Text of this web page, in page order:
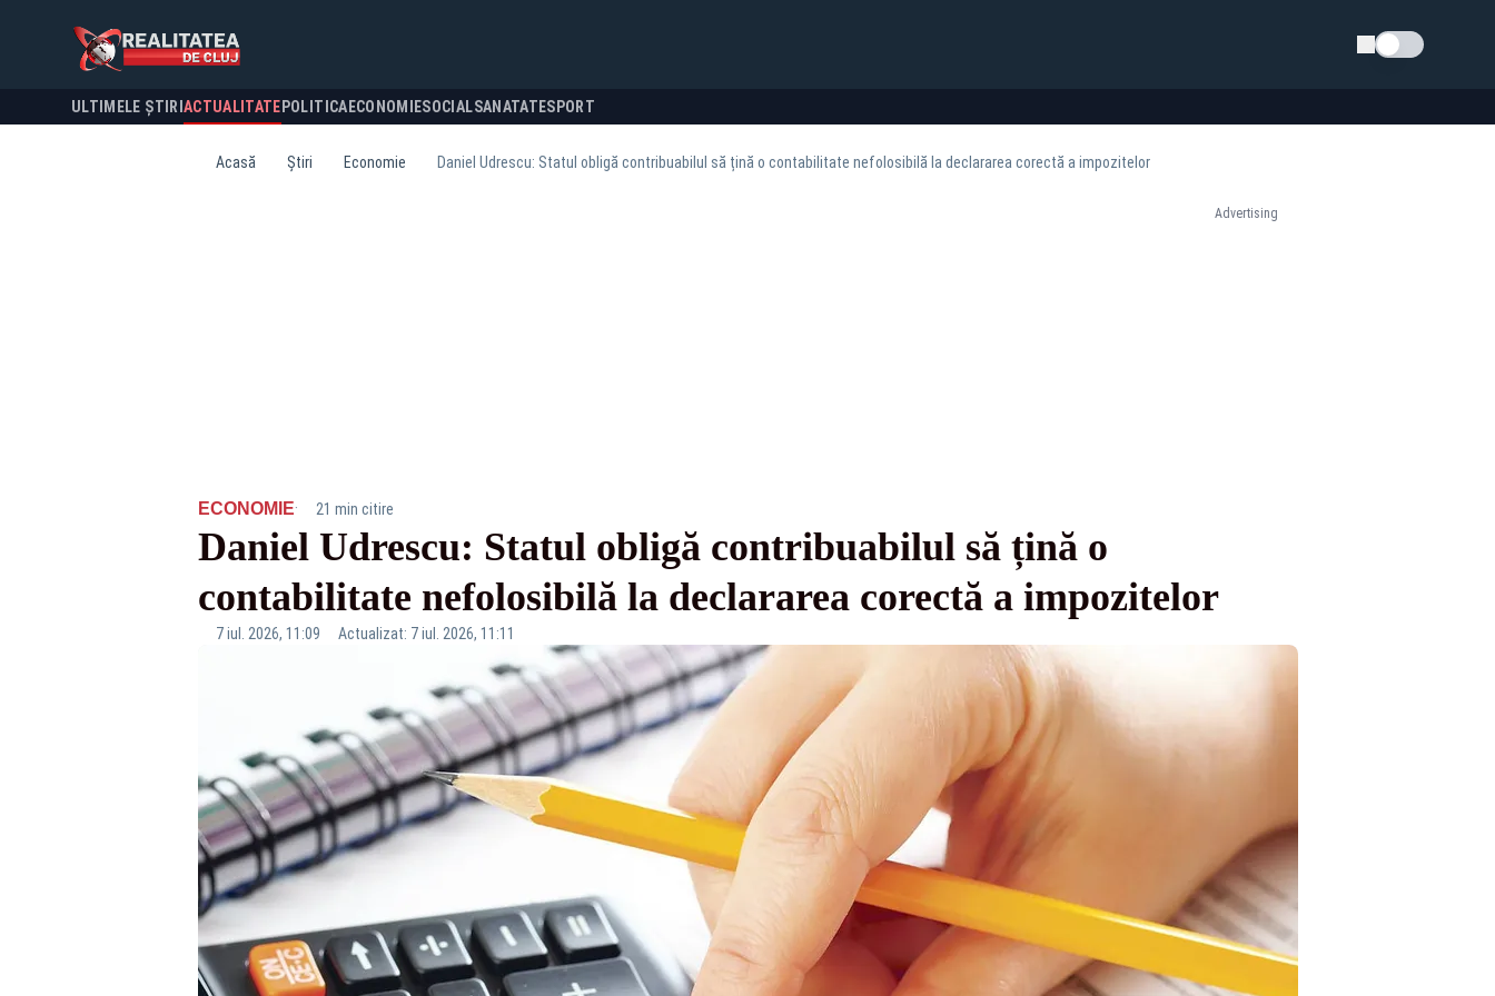
Schimba tema
ULTIMELE ȘTIRI ACTUALITATE POLITICA ECONOMIESOCIALSANATATESPORT
Acasă Știri Economie Daniel Udrescu: Statul obligă contribuabilul să țină o contabilitate nefolosibilă la declararea corectă a impozitelor
Advertising
ECONOMIE· 21 min citire
Daniel Udrescu: Statul obligă contribuabilul să țină o
contabilitate nefolosibilă la declararea corectă a impozitelor
7 iul. 2026, 11:09 Actualizat: 7 iul. 2026, 11:11